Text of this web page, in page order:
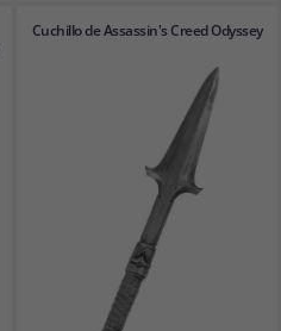
Cuchillo de Assassin's Creed Odyssey